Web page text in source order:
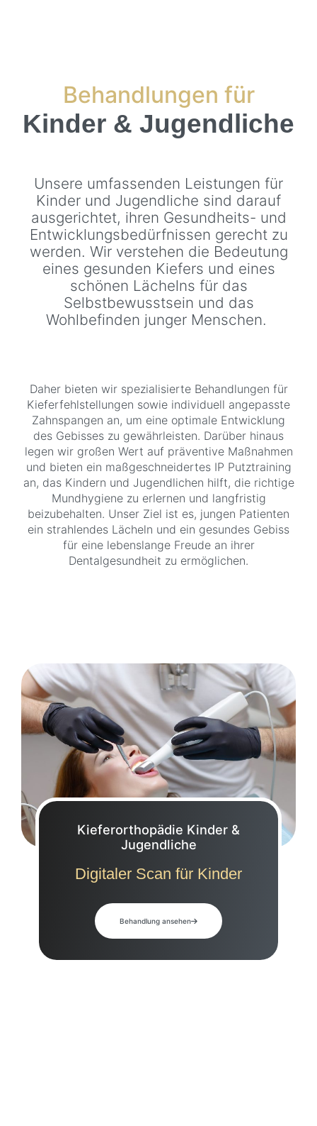
Behandlungen für
Kinder & Jugendliche
Unsere umfassenden Leistungen für
Kinder und Jugendliche sind darauf
ausgerichtet, ihren Gesundheits- und
Entwicklungsbedürfnissen gerecht zu
werden. Wir verstehen die Bedeutung
eines gesunden Kiefers und eines
schönen Lächelns für das
Selbstbewusstsein und das
Wohlbefinden junger Menschen.
Daher bieten wir spezialisierte Behandlungen für
Kieferfehlstellungen sowie individuell angepasste
Zahnspangen an, um eine optimale Entwicklung
des Gebisses zu gewährleisten. Darüber hinaus
legen wir großen Wert auf präventive Maßnahmen
und bieten ein maßgeschneidertes IP Putztraining
an, das Kindern und Jugendlichen hilft, die richtige
Mundhygiene zu erlernen und langfristig
beizubehalten. Unser Ziel ist es, jungen Patienten
ein strahlendes Lächeln und ein gesundes Gebiss
für eine lebenslange Freude an ihrer
Dentalgesundheit zu ermöglichen.
Kieferorthopädie Kinder &
Jugendliche
Digitaler Scan für Kinder
Behandlung ansehen